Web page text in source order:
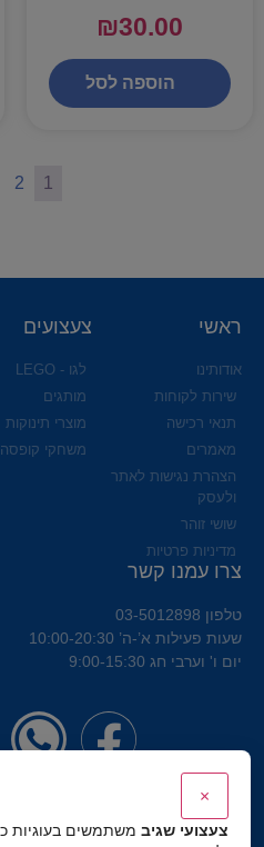
₪30.00
הוספה לסל
1
2
ראשי
אודותינו
שירות לקוחות
תנאי רכישה
מאמרים
הצהרת נגישות לאתר
ולעסק
שושי זוהר
מדיניות פרטיות
צעצועים
לגו - LEGO
מותגים
מוצרי תינוקות
משחקי קופסה
צרו עמנו קשר
טלפון 03-5012898
שעות פעילות א’-ה’ 10:00-20:30
יום ו' וערבי חג 9:00-15:30
×
צעצועי שגיב משתמשים בעוגיות